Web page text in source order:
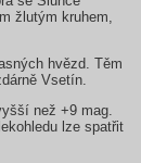
žlutým kruhem,
hvězd. Těm
Vsetín.
než +9 mag.
lze spatřit